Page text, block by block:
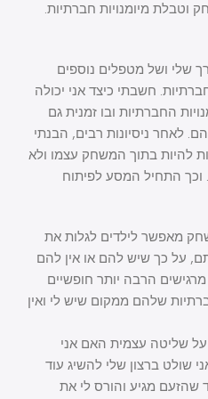
וטבלת מיומנויות חברתיות.
שלי ושל מטפלים נוספים
חשבתי כיצד אני יכולה
החברתיות ובו זמנית גם
לאחר ניסיונות רבים, הבנתי
להיות בתוך המשחק עצמו ולא
התחיל המסע לפיתוח
מאפשר לילדים לגלות את
על כך שיש להם או אין להם
הרבה יותר חופשיים
שלהם ממקום שיש לי ואין
שליטה עצמית האם אני
שולט ברצון שלי להשיג עוד
שהזעם מגיע והורס לי את